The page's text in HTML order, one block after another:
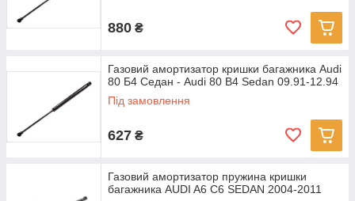
880 ₴
Газовий амортизатор кришки багажника Audi
80 Б4 Седан - Audi 80 B4 Sedan 09.91-12.94
Під замовлення
627 ₴
Газовий амортизатор пружина кришки
багажника AUDI A6 C6 SEDAN 2004-2011